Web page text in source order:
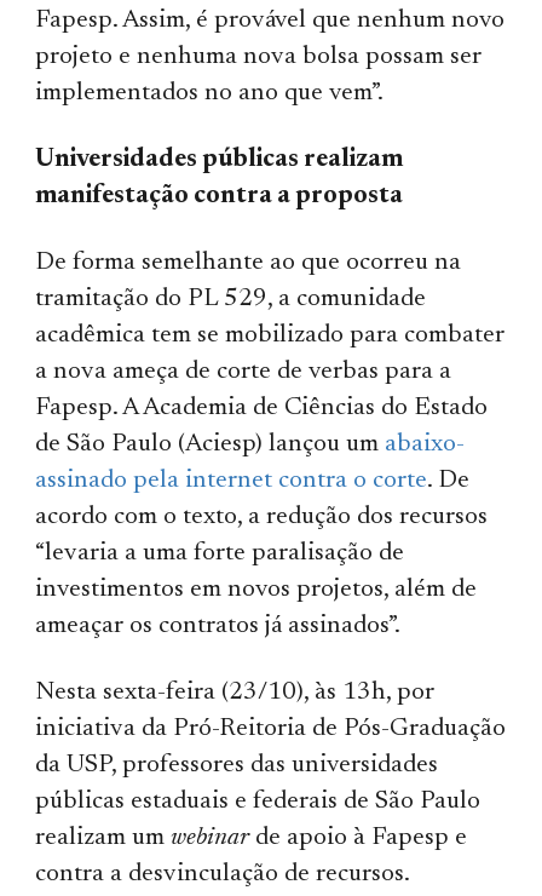
Fapesp. Assim, é provável que nenhum novo
projeto e nenhuma nova bolsa possam ser
implementados no ano que vem”.
Universidades públicas realizam
manifestação contra a proposta
De forma semelhante ao que ocorreu na
tramitação do PL 529, a comunidade
acadêmica tem se mobilizado para combater
a nova ameça de corte de verbas para a
Fapesp. A Academia de Ciências do Estado
de São Paulo (Aciesp) lançou um abaixo-
assinado pela internet contra o corte. De
acordo com o texto, a redução dos recursos
“levaria a uma forte paralisação de
investimentos em novos projetos, além de
ameaçar os contratos já assinados”.
Nesta sexta-feira (23/10), às 13h, por
iniciativa da Pró-Reitoria de Pós-Graduação
da USP, professores das universidades
públicas estaduais e federais de São Paulo
realizam umwebinarde apoio à Fapesp e
contra a desvinculação de recursos.